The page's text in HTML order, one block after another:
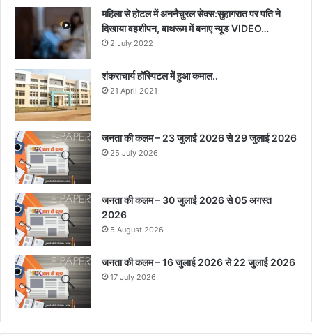
महिला से होटल में अननैचुरल सेक्स:सुहागरात पर पति ने
दिखाया वहशीपन, बाथरूम में बनाए न्यूड VIDEO…
2 July 2022
शंकराचार्य हॉस्पिटल में हुआ कमाल..
21 April 2021
जनता की कलम – 23 जुलाई 2026 से 29 जुलाई 2026
25 July 2026
जनता की कलम – 30 जुलाई 2026 से 05 अगस्त
2026
5 August 2026
जनता की कलम – 16 जुलाई 2026 से 22 जुलाई 2026
17 July 2026